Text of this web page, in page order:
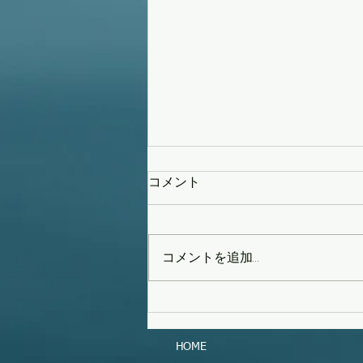
コメント
コメントを追加…
HOME